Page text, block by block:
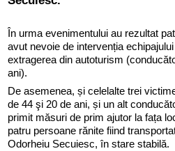
În urma evenimentului au rezultat
avut nevoie de intervenția
extragerea din autoturism
ani).
De asemenea, și celelalte trei
de 44 şi 20 de ani, și un alt
primit măsuri de prim ajutor la fața
patru persoane rănite fiind
Odorheiu Secuiesc, în stare stabilă.